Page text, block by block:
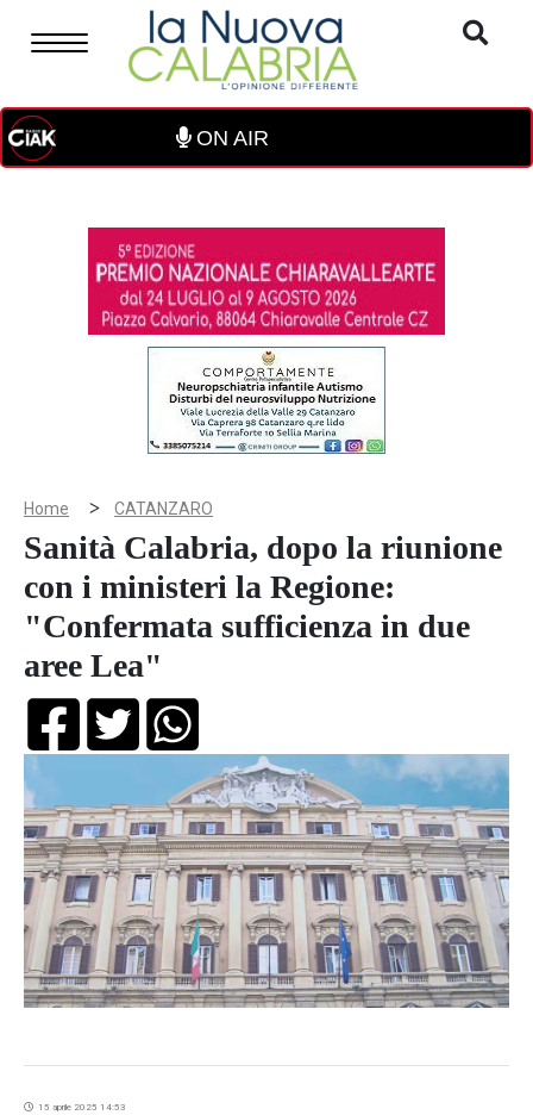
ON AIR
Home > CATANZARO
Sanità Calabria, dopo la riunione
con i ministeri la Regione:
"Confermata sufficienza in due
aree Lea"
15 aprile 2025 14:53